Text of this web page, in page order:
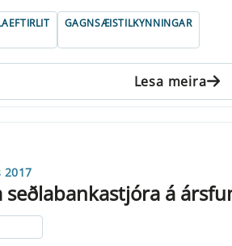
GAGNSÆISTILKYNNINGAR
Lesa meira
2017
seðlabankastjóra á